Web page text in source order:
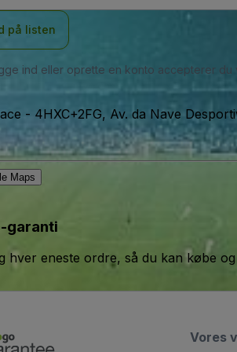
på listen
ind eller oprette en konto accepterer du
- 4HXC+2FG, Av. da Nave
Maps
garanti
hver eneste ordre, så du kan købe
Vores